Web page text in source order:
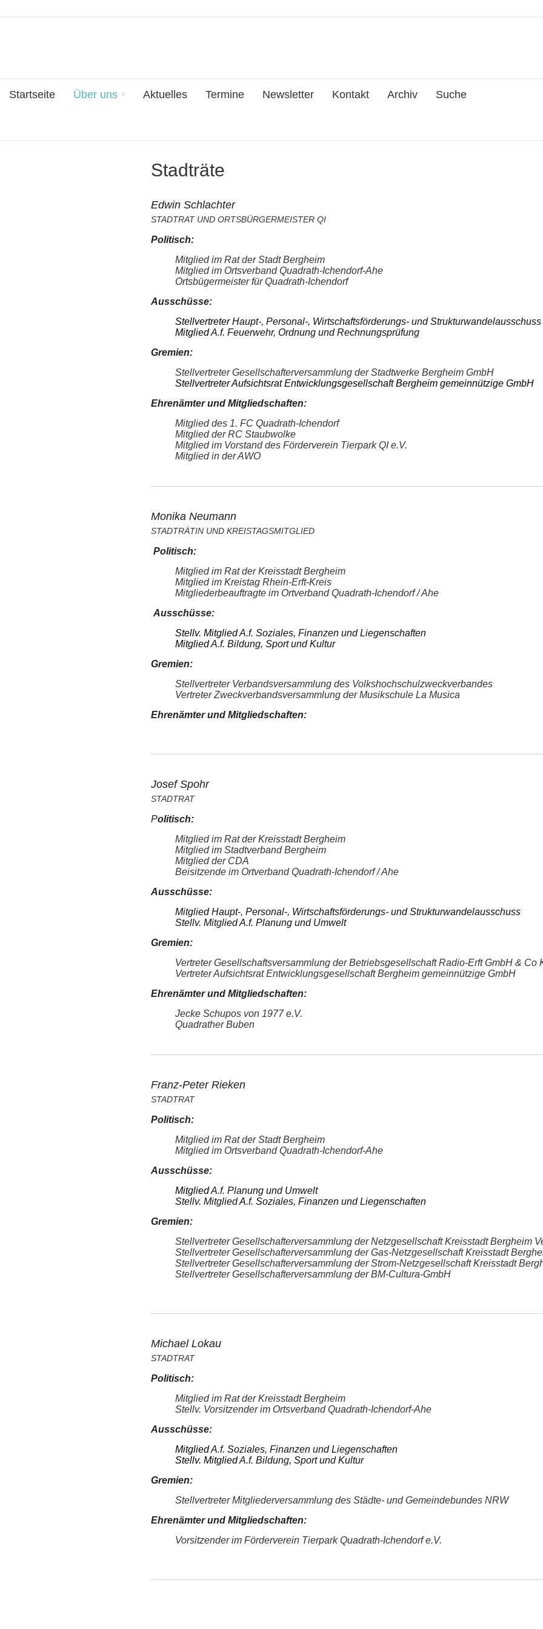
Startseite Über uns Aktuelles Termine Newsletter Kontakt Archiv Suche
Stadträte
Edwin Schlachter
STADTRAT UND ORTSBÜRGERMEISTER QI
Politisch:
Mitglied im Rat der Stadt Bergheim
Mitglied im Ortsverband Quadrath-Ichendorf-Ahe
Ortsbügermeister für Quadrath-Ichendorf
Ausschüsse:
StellvertreterHaupt-, Personal-, Wirtschaftsförderungs- und Strukturwandelausschuss
MitgliedA.f. Feuerwehr, Ordnung und Rechnungsprüfung
Gremien:
Stellvertreter Gesellschafterversammlung der Stadtwerke Bergheim GmbH
Stellvertreter Aufsichtsrat Entwicklungsgesellschaft Bergheim gemeinnützige GmbH
Ehrenämter und Mitgliedschaften:
Mitglied des 1. FC Quadrath-Ichendorf
Mitglied der RC Staubwolke
Mitglied im Vorstand des Förderverein Tierpark QI e.V.
Mitglied in der AWO
Monika Neumann
STADTRÄTIN UND KREISTAGSMITGLIED
Politisch:
Mitglied im Rat der Kreisstadt Bergheim
Mitglied im Kreistag Rhein-Erft-Kreis
Mitgliederbeauftragte im Ortverband Quadrath-Ichendorf / Ahe
Ausschüsse:
Stellv. MitgliedA.f. Soziales, Finanzen und Liegenschaften
MitgliedA.f. Bildung, Sport und Kultur
Gremien:
Stellvertreter Verbandsversammlung des Volkshochschulzweckverbandes
Vertreter Zweckverbandsversammlung der Musikschule La Musica
Ehrenämter und Mitgliedschaften:
Josef Spohr
STADTRAT
Politisch:
Mitglied im Rat der Kreisstadt Bergheim
Mitglied im Stadtverband Bergheim
Mitglied der CDA
Beisitzende im Ortverband Quadrath-Ichendorf / Ahe
Ausschüsse:
Mitglied Haupt-, Personal-, Wirtschaftsförderungs- und Strukturwandelausschuss
Stellv. Mitglied A.f. Planung und Umwelt
Gremien:
Vertreter Gesellschaftsversammlung der Betriebsgesellschaft Radio-Erft GmbH & Co
Vertreter Aufsichtsrat Entwicklungsgesellschaft Bergheim gemeinnützige GmbH
Ehrenämter und Mitgliedschaften:
Jecke Schupos von 1977 e.V.
Quadrather Buben
Franz-Peter Rieken
STADTRAT
Politisch:
Mitglied im Rat der Stadt Bergheim
Mitglied im Ortsverband Quadrath-Ichendorf-Ahe
Ausschüsse:
MitgliedA.f. Planung und Umwelt
Stellv. MitgliedA.f. Soziales, Finanzen und Liegenschaften
Gremien:
Stellvertreter Gesellschafterversammlung der Netzgesellschaft Kreisstadt Bergheim
Stellvertreter Gesellschafterversammlung der Gas-Netzgesellschaft Kreisstadt
Stellvertreter Gesellschafterversammlung der Strom-Netzgesellschaft Kreisstadt
Stellvertreter Gesellschafterversammlung der BM-Cultura-GmbH
Michael Lokau
STADTRAT
Politisch:
Mitglied im Rat der Kreisstadt Bergheim
Stellv. Vorsitzender im Ortsverband Quadrath-Ichendorf-Ahe
Ausschüsse:
MitgliedA.f. Soziales, Finanzen und Liegenschaften
Stellv. MitgliedA.f. Bildung, Sport und Kultur
Gremien:
Stellvertreter Mitgliederversammlung des Städte- und Gemeindebundes NRW
Ehrenämter und Mitgliedschaften:
Vorsitzender im Förderverein Tierpark Quadrath-Ichendorf e.V.